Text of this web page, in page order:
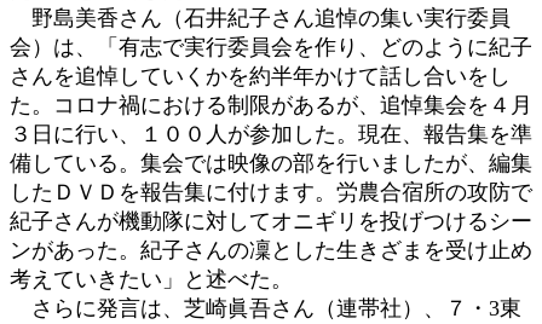
野島​美香さん（石井紀子さん追悼の集い実行委員
会）は、「有志で実行委員会を作り、どのように紀子
さんを追悼していくかを約半年かけて話し合いをし
た。コロナ禍における制限があるが、追悼集会を４月
３日に行い、１００人が参加した。現在、報告集を準
備している。集会では映像の部を行いましたが、編集
したＤＶＤを報告集に付けます。労農合宿所の攻防で
紀子さんが機動隊に対してオニギリを投げつけるシー
ンがあった。紀子さんの凜とした生きざまを受け止め
考えていきたい」と述べた。
さらに発言は、芝崎眞吾さん（連帯社）、７・3東